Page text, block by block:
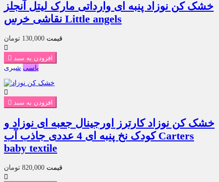
خشک کن نوزاد پنبه ای وارداتی مارک لیتل آنجلز
نقاشی خرس Little angels
قیمت 130,000 تومان

 افزودن به سبد
یاسی شیری

 افزودن به سبد
خشک کن نوزاد کارترز اورجینال جعبه ای نوزاد و
کودک نخ پنبه ای 4 عددی جاذب آب Carters
baby textile
قیمت 820,000 تومان
